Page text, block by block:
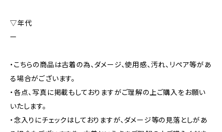
▽年代
ー
・こちらの商品は古着の為、ダメージ、使用感、汚れ、リペア等があ
る場合がございます。
・各点、写真に掲載もしておりますがご理解の上ご購入をお願い
いたします。
・念入りにチェックはしておりますが、ダメージ等の見落としがあ